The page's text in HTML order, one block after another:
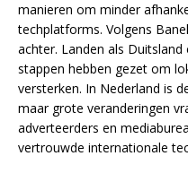
manieren om minder
techplatforms. Volgens
achter. Landen als
stappen hebben gezet om
versterken. In Nederland is
maar grote veranderingen
adverteerders en
vertrouwde internationale